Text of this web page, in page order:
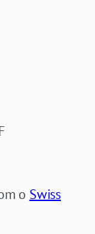
o Swiss